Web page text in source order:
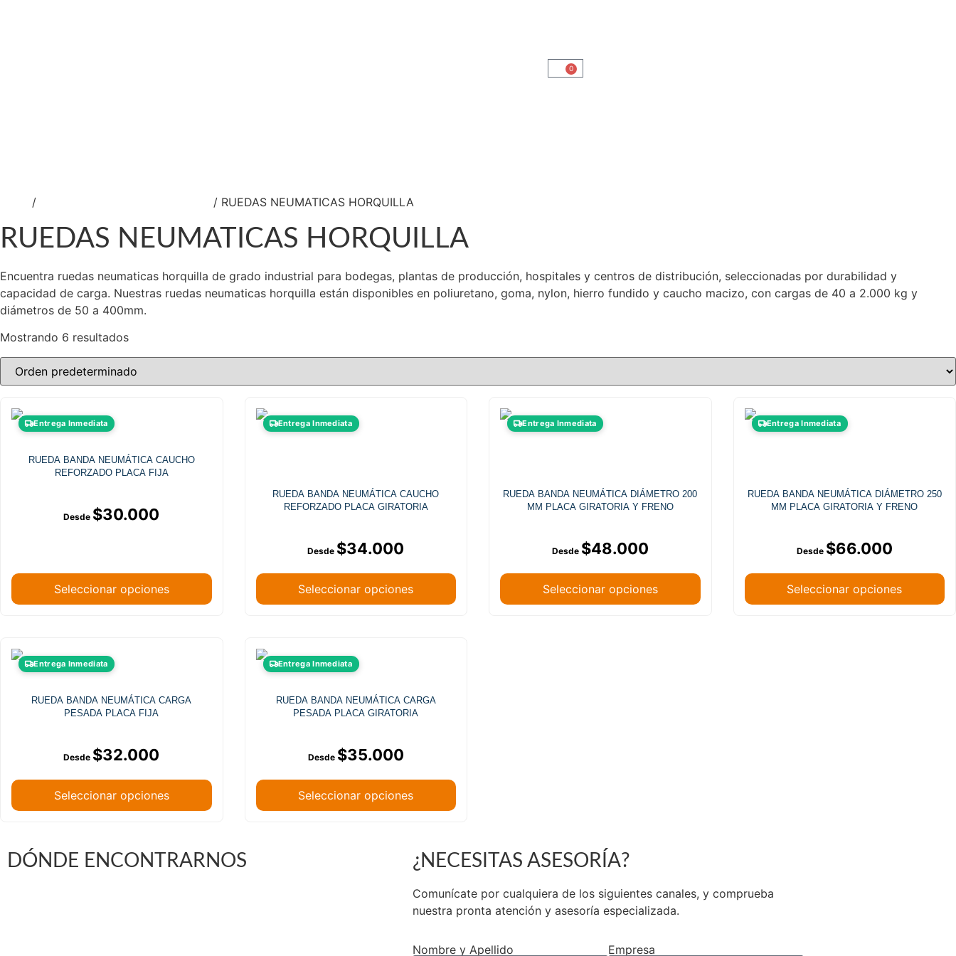
0
/ / RUEDAS NEUMATICAS HORQUILLA
RUEDAS NEUMATICAS HORQUILLA
Encuentra ruedas neumaticas horquilla de grado industrial para bodegas, plantas de producción, hospitales y centros de distribución, seleccionadas por durabilidad y
capacidad de carga. Nuestras ruedas neumaticas horquilla están disponibles en poliuretano, goma, nylon, hierro fundido y caucho macizo, con cargas de 40 a 2.000 kg y
diámetros de 50 a 400mm.
Mostrando 6 resultados
Entrega Inmediata
RUEDA BANDA NEUMÁTICA CAUCHO
REFORZADO PLACA FIJA
$30.000
Seleccionar opciones
Entrega Inmediata
RUEDA BANDA NEUMÁTICA CAUCHO
REFORZADO PLACA GIRATORIA
$34.000
Seleccionar opciones
Entrega Inmediata
RUEDA BANDA NEUMÁTICA DIÁMETRO 200
MM PLACA GIRATORIA Y FRENO
$48.000
Seleccionar opciones
Entrega Inmediata
RUEDA BANDA NEUMÁTICA DIÁMETRO 250
MM PLACA GIRATORIA Y FRENO
$66.000
Seleccionar opciones
Entrega Inmediata
RUEDA BANDA NEUMÁTICA CARGA
PESADA PLACA FIJA
$32.000
Seleccionar opciones
Entrega Inmediata
RUEDA BANDA NEUMÁTICA CARGA
PESADA PLACA GIRATORIA
$35.000
Seleccionar opciones
DÓNDE ENCONTRARNOS ¿NECESITAS ASESORÍA?
Comunícate por cualquiera de los siguientes canales, y comprueba
nuestra pronta atención y asesoría especializada.
Nombre y Apellido Empresa